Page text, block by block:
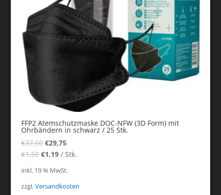
FFP2 Atemschutzmaske DOC-NFW (3D Form) mit
Ohrbändern in schwarz / 25 Stk.
€37,50 €29,75
€1,50 €1,19/ Stk.
inkl. 19 % MwSt.
zzgl.Versandkosten